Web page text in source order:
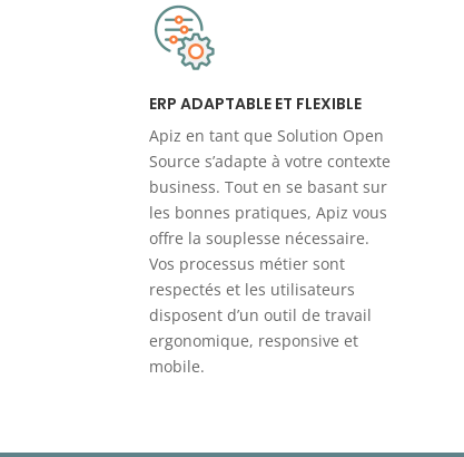
ERP ADAPTABLE ET FLEXIBLE
Apiz en tant que Solution Open
Source s’adapte à votre contexte
business. Tout en se basant sur
les bonnes pratiques, Apiz vous
offre la souplesse nécessaire.
Vos processus métier sont
respectés et les utilisateurs
disposent d’un outil de travail
ergonomique, responsive et
mobile.